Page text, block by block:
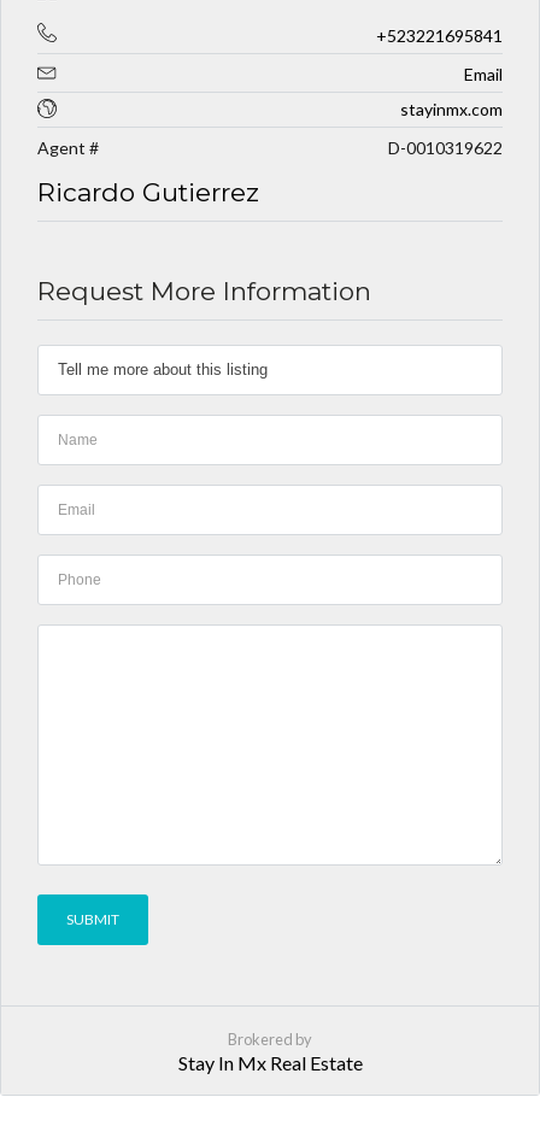
+523221695841
Email
stayinmx.com
Agent #
D-0010319622
Ricardo Gutierrez
Request More Information
Brokered by
Stay In Mx Real Estate